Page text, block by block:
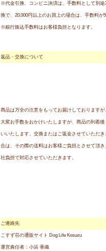
※代金引換、コンビニ決済は、手数料として別
換で、20,000円以上のお買上の場合は、手数料が
※銀行振込手数料はお客様負担となります。
返品・交換について
商品は万全の注意をもってお届けしております
大変お手数をおかけいたしますが、商品の到着
いいたします。交換またはご返金させていただ
合は、その際の送料はお客様ご負担とさせて頂
社負担で対応させていただきます。
ご連絡先
こすず荘の通販サイト Dog Life Kosuzu
運営責任者：小浜 香織